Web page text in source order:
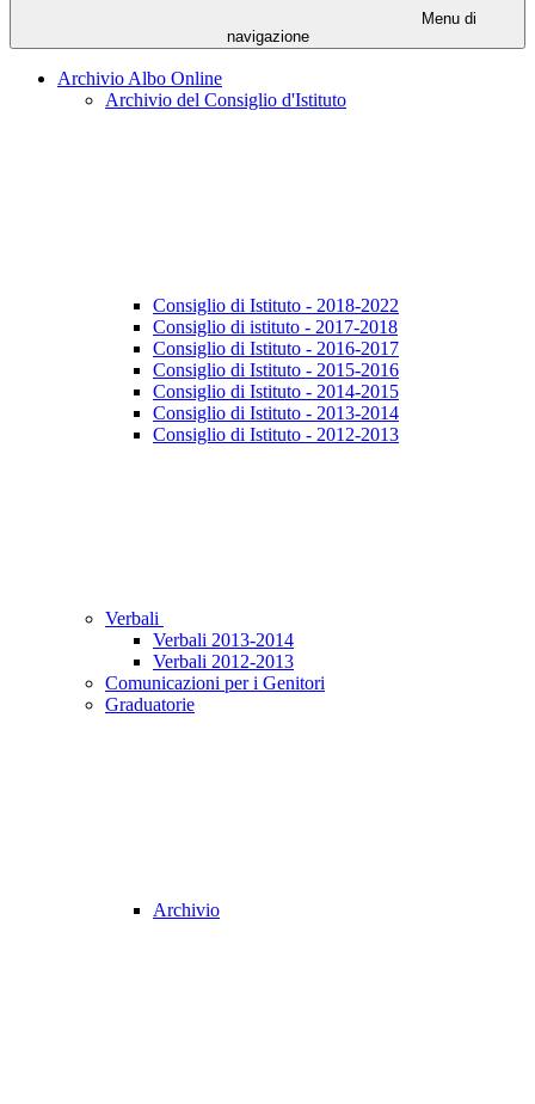
Menu di
navigazione
Archivio Albo Online
Archivio del Consiglio d'Istituto
Consiglio di Istituto - 2018-2022
Consiglio di istituto - 2017-2018
Consiglio di Istituto - 2016-2017
Consiglio di Istituto - 2015-2016
Consiglio di Istituto - 2014-2015
Consiglio di Istituto - 2013-2014
Consiglio di Istituto - 2012-2013
Verbali
Verbali 2013-2014
Verbali 2012-2013
Comunicazioni per i Genitori
Graduatorie
Archivio